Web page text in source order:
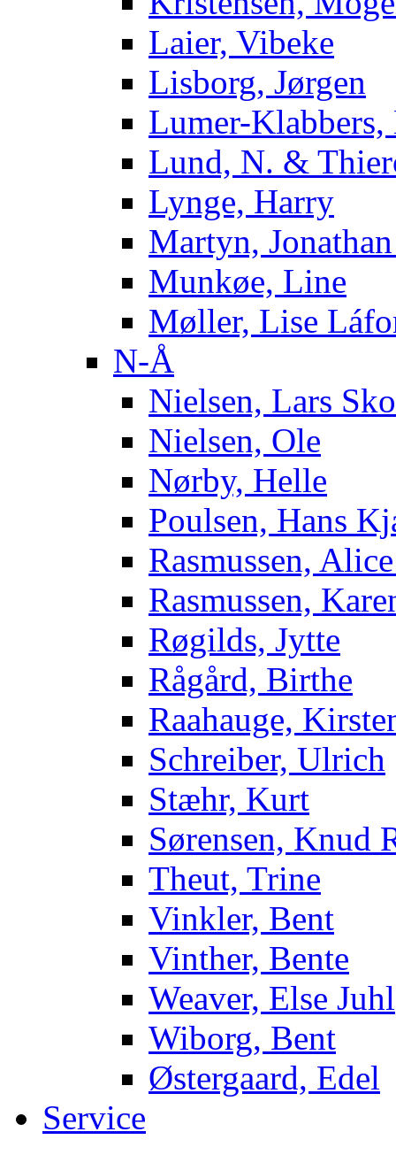
Laier, Vibeke
Lisborg, Jørgen
Lumer-
Lund, N. &
Lynge, Harry
Martyn,
Munkøe, Line
Møller, Lise
N-Å
Nielsen, Lars
Nielsen, Ole
Nørby, Helle
Poulsen, Hans
Rasmussen,
Rasmussen,
Røgilds, Jytte
Rågård, Birthe
Raahauge,
Schreiber, Ulrich
Stæhr, Kurt
Sørensen, Knud
Theut, Trine
Vinkler, Bent
Vinther, Bente
Weaver, Else Juhl
Wiborg, Bent
Østergaard, Edel
Service